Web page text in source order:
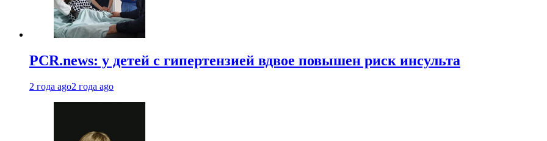
PCR.news: у детей с гипертензией вдвое повышен риск инсульта
2 года ago2 года ago